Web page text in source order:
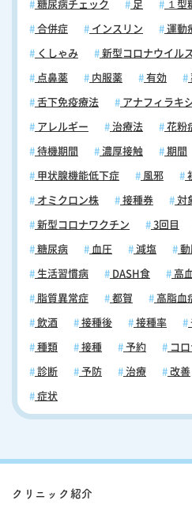
糖尿病チェック 足 １型
合併症 インスリン 運動
くしゃみ 新型コロナウイル
点鼻薬 内服薬 有効
舌下免疫療法 アナフィラキ
アレルギー 治療法 花粉
待機期間 濃厚接触 期間
甲状腺機能低下症 風邪
オミクロン株 接種券 対
新型コロナワクチン 3回目
糖尿病 血圧 減塩 動
生活習慣病 DASH食 高
脂質異常症 都賀 高脂血
飲酒 接種後 接種率
種類 接種 予約 コ
診断 予防 治療 改善
症状
クリニック紹介